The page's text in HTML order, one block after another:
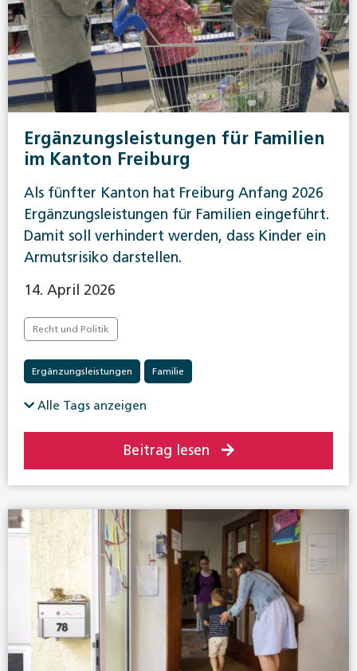
Ergänzungsleistungen für Familien
im Kanton Freiburg
Als fünfter Kanton hat Freiburg Anfang 2026
Ergänzungsleistungen für Familien eingeführt.
Damit soll verhindert werden, dass Kinder ein
Armutsrisiko darstellen.
14. April 2026
Recht und Politik
Ergänzungsleistungen Familie
Alle Tags anzeigen
Beitrag lesen